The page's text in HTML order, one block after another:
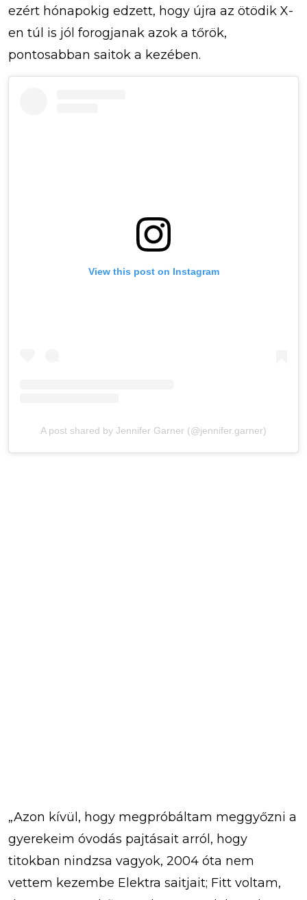
ezért hónapokig edzett, hogy újra az ötödik X-
en túl is jól forogjanak azok a tőrök,
pontosabban saitok a kezében.
View this post on Instagram
A post shared by Jennifer Garner (@jennifer.garner)
„Azon kívül, hogy megpróbáltam meggyőzni a
gyerekeim óvodás pajtásait arról, hogy
titokban nindzsa vagyok, 2004 óta nem
vettem kezembe Elektra saitjait; Fitt voltam,